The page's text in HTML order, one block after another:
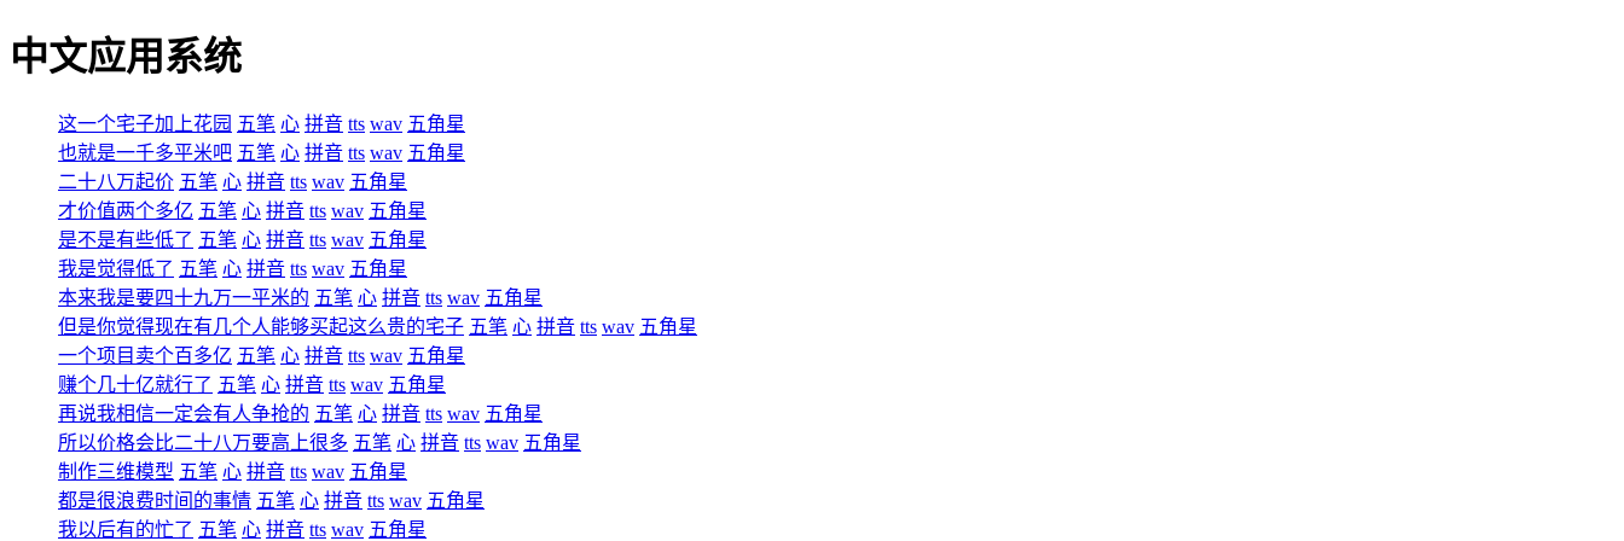
中文应用系统
这一个宅子加上花园 五笔 心 拼音 tts wav 五角星
也就是一千多平米吧 五笔 心 拼音 tts wav 五角星
二十八万起价 五笔 心 拼音 tts wav 五角星
才价值两个多亿 五笔 心 拼音 tts wav 五角星
是不是有些低了 五笔 心 拼音 tts wav 五角星
我是觉得低了 五笔 心 拼音 tts wav 五角星
本来我是要四十九万一平米的 五笔 心 拼音 tts wav 五角星
但是你觉得现在有几个人能够买起这么贵的宅子 五笔 心 拼音 tts wav 五角星
一个项目卖个百多亿 五笔 心 拼音 tts wav 五角星
赚个几十亿就行了 五笔 心 拼音 tts wav 五角星
再说我相信一定会有人争抢的 五笔 心 拼音 tts wav 五角星
所以价格会比二十八万要高上很多 五笔 心 拼音 tts wav 五角星
制作三维模型 五笔 心 拼音 tts wav 五角星
都是很浪费时间的事情 五笔 心 拼音 tts wav 五角星
我以后有的忙了 五笔 心 拼音 tts wav 五角星